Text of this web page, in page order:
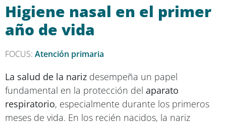
Higiene nasal en el primer
año de vida
FOCUS: Atención primaria
La salud de la nariz desempeña un papel
fundamental en la protección del aparato
respiratorio, especialmente durante los primeros
meses de vida. En los recién nacidos, la nariz